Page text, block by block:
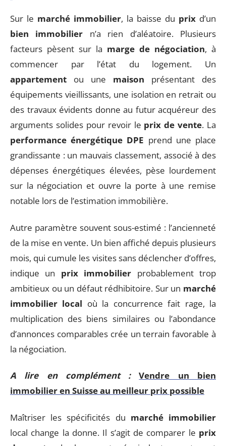
Sur le marché immobilier, la baisse du prix d’un
bien immobilier n’a rien d’aléatoire. Plusieurs
facteurs pèsent sur la marge de négociation, à
commencer par l’état du logement. Un
appartement ou une maison présentant des
équipements vieillissants, une isolation en retrait ou
des travaux évidents donne au futur acquéreur des
arguments solides pour revoir le prix de vente. La
performance énergétique DPE prend une place
grandissante : un mauvais classement, associé à des
dépenses énergétiques élevées, pèse lourdement
sur la négociation et ouvre la porte à une remise
notable lors de l’estimation immobilière.
Autre paramètre souvent sous-estimé : l’ancienneté
de la mise en vente. Un bien affiché depuis plusieurs
mois, qui cumule les visites sans déclencher d’offres,
indique un prix immobilier probablement trop
ambitieux ou un défaut rédhibitoire. Sur un marché
immobilier local où la concurrence fait rage, la
multiplication des biens similaires ou l’abondance
d’annonces comparables crée un terrain favorable à
la négociation.
A lire en complément :
Vendre un bien
immobilier en Suisse au meilleur prix possible
Maîtriser les spécificités du marché immobilier
local change la donne. Il s’agit de comparer le prix